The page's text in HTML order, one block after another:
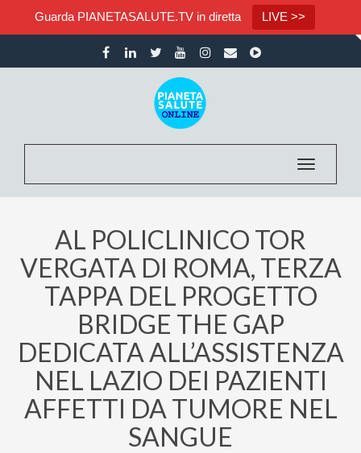
Guarda PIANETASALUTE.TV in diretta LIVE >>
Toggle
AL POLICLINICO TOR
VERGATA DI ROMA, TERZA
TAPPA DEL PROGETTO
BRIDGE THE GAP
DEDICATA ALL’ASSISTENZA
NEL LAZIO DEI PAZIENTI
AFFETTI DA TUMORE NEL
SANGUE